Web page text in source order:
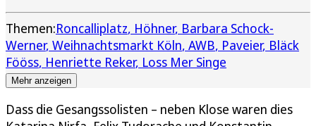
Themen:Roncalliplatz Höhner Barbara Schock-
Werner Weihnachtsmarkt Köln AWB Paveier Bläck
Fööss Henriette Reker Loss Mer Singe
Mehr anzeigen
Dass die Gesangssolisten – neben Klose waren dies